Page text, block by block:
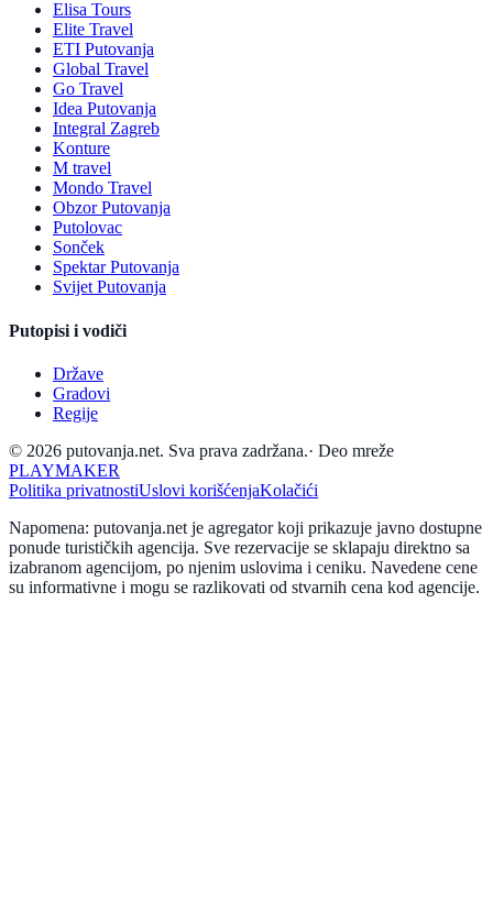
Elisa Tours
Elite Travel
ETI Putovanja
Global Travel
Go Travel
Idea Putovanja
Integral Zagreb
Konture
M travel
Mondo Travel
Obzor Putovanja
Putolovac
Sonček
Spektar Putovanja
Svijet Putovanja
Putopisi i vodiči
Države
Gradovi
Regije
© 2026 putovanja.net. Sva prava zadržana.· Deo mreže
PLAYMAKER
Politika privatnostiUslovi korišćenjaKolačići
Napomena: putovanja.net je agregator koji prikazuje javno dostupne
ponude turističkih agencija. Sve rezervacije se sklapaju direktno sa
izabranom agencijom, po njenim uslovima i ceniku. Navedene cene
su informativne i mogu se razlikovati od stvarnih cena kod agencije.